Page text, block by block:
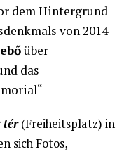
dem Hintergrund
von 2014
über
das
tér(Freiheitsplatz) in
sich Fotos,